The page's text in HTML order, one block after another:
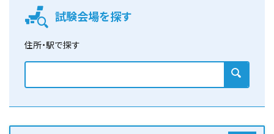
試験会場を探す
住所・駅で探す
検索